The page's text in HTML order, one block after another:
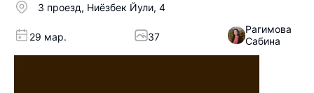
3 проезд, Ниёзбек Йули, 4
29 мар. 37
Рагимова
Сабина